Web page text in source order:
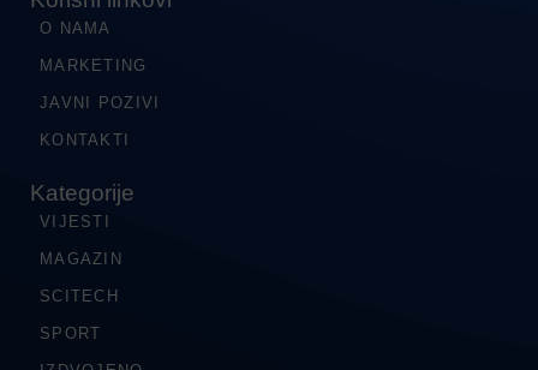
O NAMA
MARKETING
JAVNI POZIVI
KONTAKTI
Kategorije
VIJESTI
MAGAZIN
SCITECH
SPORT